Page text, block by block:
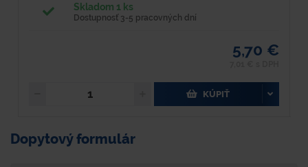
Skladom 1 ks
Dostupnosť 3-5 pracovných dní
5,70 €
KÚPIŤ
Dopytový formulár